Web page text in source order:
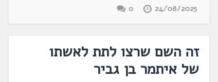
24/08/2025
0
זה השם שרצו לתת לאשתו
של איתמר בן גביר